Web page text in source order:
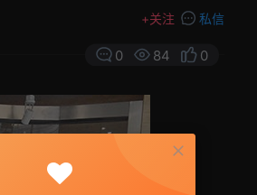
+关注 私信
0 84 0